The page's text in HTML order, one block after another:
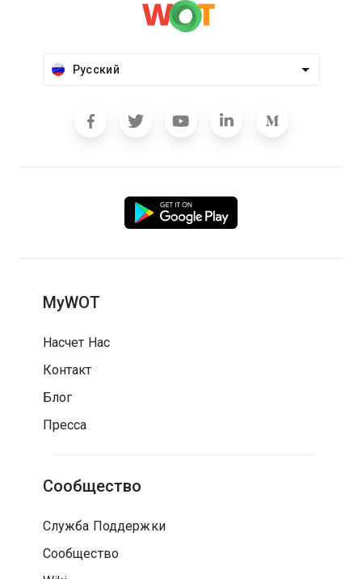
Русский
MyWOT
Насчет Нас
Контакт
Блог
Пресса
Сообщество
Служба Поддержки
Сообщество